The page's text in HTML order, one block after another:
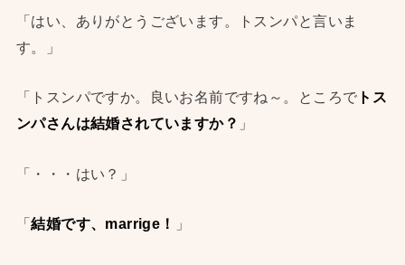
「はい、ありがとうございます。トスンパと言いま
す。」
「トスンパですか。良いお名前ですね～。ところで トス
ンパさんは結婚されていますか？ 」
「・・・はい？」
「結婚です、marrige！ 」